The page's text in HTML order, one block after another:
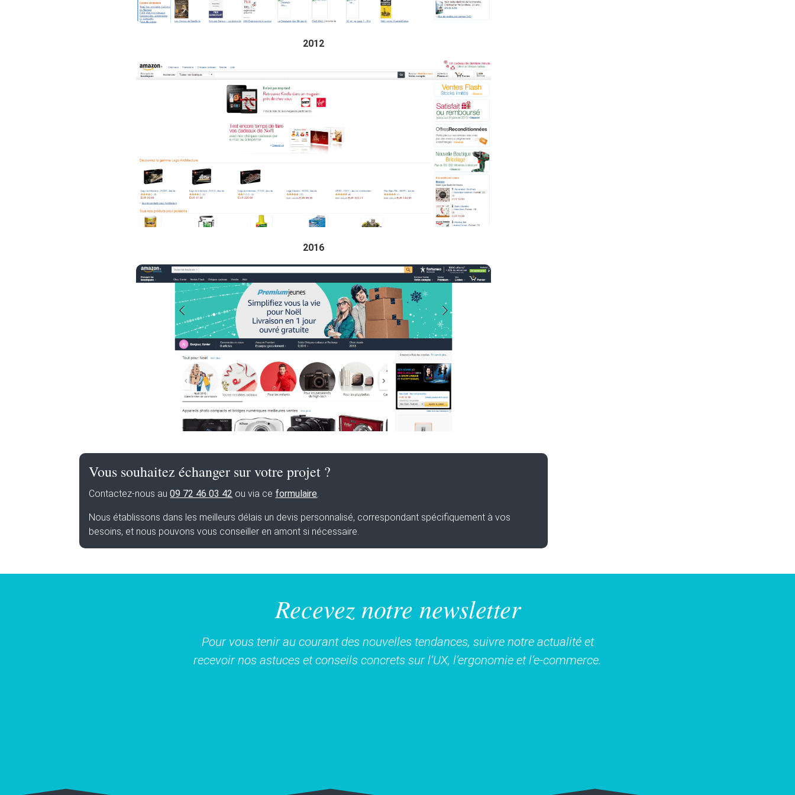
2012
2016
Vous souhaitez échanger sur votre projet ?
Contactez-nous au09 72 46 03 42 ou via ce formulaire
Nous établissons dans les meilleurs délais un devis personnalisé, correspondant spécifiquement à vos
besoins, et nous pouvons vous conseiller en amont si nécessaire.
Recevez notre newsletter
Pour vous tenir au courant des nouvelles tendances, suivre notre actualité et
recevoir nos astuces et conseils concrets sur l’UX, l’ergonomie et l’e-commerce.